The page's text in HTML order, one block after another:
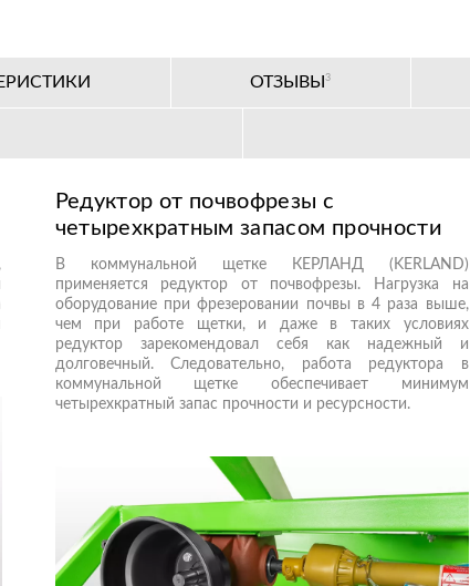
ОТЗЫВЫ3
Редуктор от почвофрезы с
четырехкратным запасом прочности
В коммунальной щетке КЕРЛАНД (KERLAND)
применяется редуктор от почвофрезы. Нагрузка на
оборудование при фрезеровании почвы в 4 раза выше,
чем при работе щетки, и даже в таких условиях
редуктор зарекомендовал себя как надежный и
долговечный. Следовательно, работа редуктора в
коммунальной щетке обеспечивает минимум
четырехкратный запас прочности и ресурсности.